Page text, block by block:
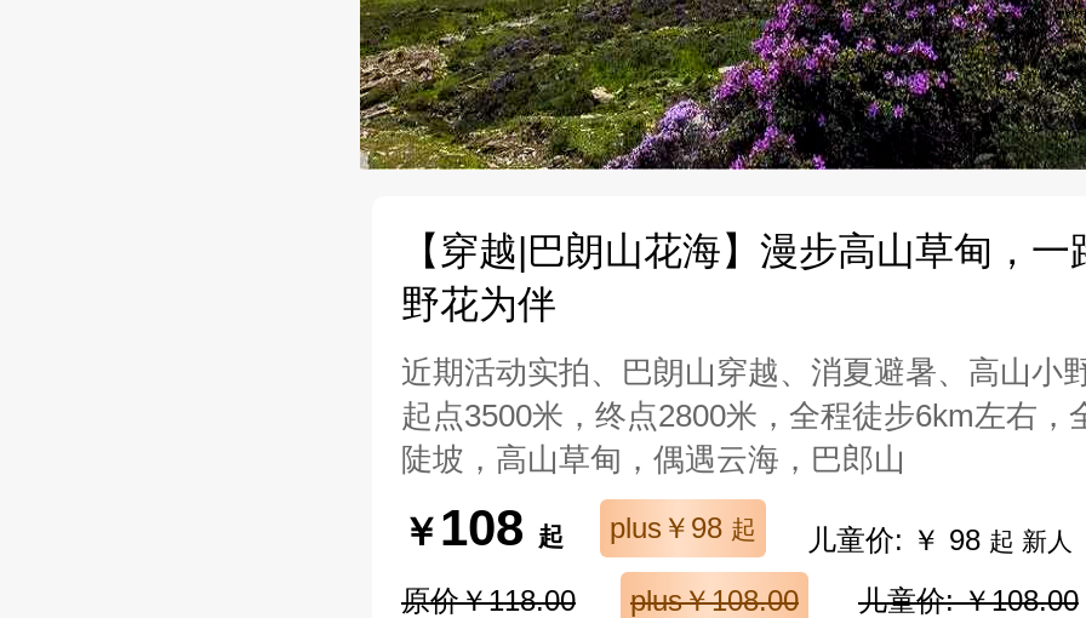
【穿越|巴朗山花海】漫步高山草甸，一
野花为伴
近期活动实拍、巴朗山穿越、消夏避暑、高山小
起点3500米，终点2800米，全程徒步6km左右，
陡坡，高山草甸，偶遇云海，巴郎山
￥108 起 plus￥98 起 儿童价: ￥ 98 起 新人
原价￥118.00 plus￥108.00 儿童价: ￥108.00